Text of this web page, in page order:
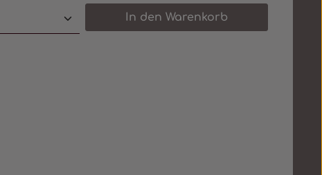
Anzahl: Gib den gewünschten
In den Warenkorb